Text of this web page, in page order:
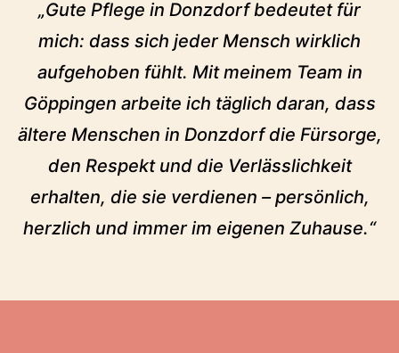
„Gute Pflege in Donzdorf bedeutet für
mich: dass sich jeder Mensch wirklich
aufgehoben fühlt. Mit meinem Team in
Göppingen arbeite ich täglich daran, dass
ältere Menschen in Donzdorf die Fürsorge,
den Respekt und die Verlässlichkeit
erhalten, die sie verdienen – persönlich,
herzlich und immer im eigenen Zuhause.“